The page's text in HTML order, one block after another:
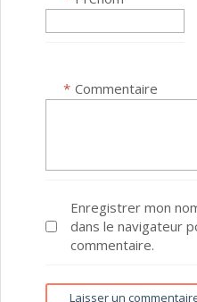
Commentaire
*
Enregistrer mon
dans le navigateur
commentaire.